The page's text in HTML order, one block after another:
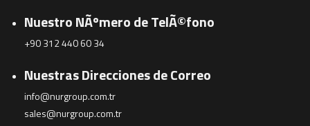
Nuestro NÃºmero de TelÃ©fono
+90 312 440 60 34
Nuestras Direcciones de Correo
info@nurgroup.com.tr
sales@nurgroup.com.tr